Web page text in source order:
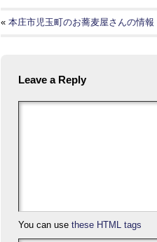
« 本庄市児玉町のお蕎麦屋さんの情報
Leave a Reply
You can use these HTML tags